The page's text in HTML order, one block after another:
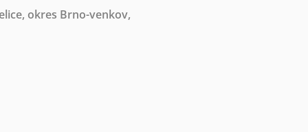
okres Brno-venkov,